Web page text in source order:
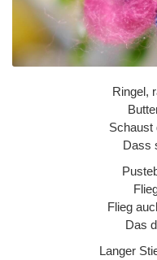
Ringel,
Schaust
Dass
Flieg
Das
Langer